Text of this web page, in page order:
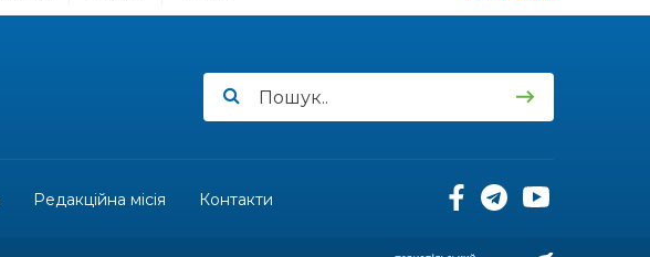
03 лип
20:48
Редакційна місія Контакти